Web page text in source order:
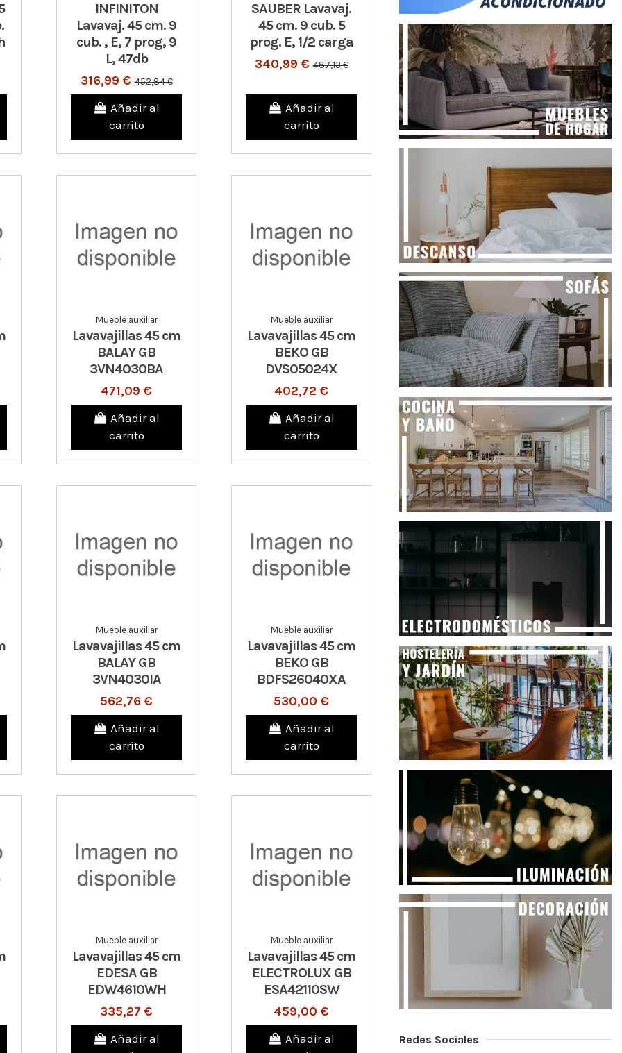
INFINITON
Lavavaj. 45 cm. 9
cub. , E, 7 prog, 9
L, 47db
316,99 €452,84 €
Añadir al
carrito
SAUBER Lavavaj.
45 cm. 9 cub. 5
prog. E, 1/2 carga
340,99 €487,13 €
Añadir al
carrito
Mueble auxiliar
Lavavajillas 45 cm
BALAY GB
3VN4030BA
471,09 €
Añadir al
carrito
Mueble auxiliar
Lavavajillas 45 cm
BEKO GB
DVS05024X
402,72 €
Añadir al
carrito
Mueble auxiliar
Lavavajillas 45 cm
BALAY GB
3VN4030IA
562,76 €
Añadir al
carrito
Mueble auxiliar
Lavavajillas 45 cm
BEKO GB
BDFS26040XA
530,00 €
Añadir al
carrito
Mueble auxiliar
Lavavajillas 45 cm
EDESA GB
EDW4610WH
335,27 €
Añadir al
Mueble auxiliar
Lavavajillas 45 cm
ELECTROLUX GB
ESA42110SW
459,00 €
Añadir al
Redes Sociales